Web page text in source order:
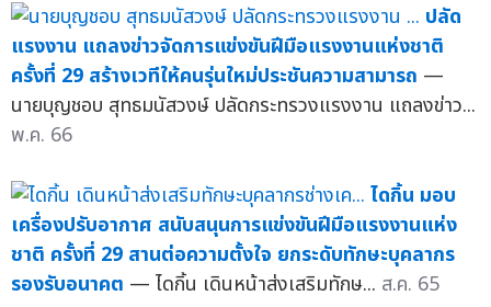
ปลัด
แรงงาน แถลงข่าวจัดการแข่งขันฝีมือแรงงานแห่งชาติ
ครั้งที่ 29 สร้างเวทีให้คนรุ่นใหม่ประชันความสามารถ —
นายบุญชอบ สุทธมนัสวงษ์ ปลัดกระทรวงแรงงาน แถลงข่าว...
พ.ค. 66
ไดกิ้น มอบ
เครื่องปรับอากาศ สนับสนุนการแข่งขันฝีมือแรงงานแห่ง
ชาติ ครั้งที่ 29 สานต่อความตั้งใจ ยกระดับทักษะบุคลากร
รองรับอนาคต — ไดกิ้น เดินหน้าส่งเสริมทักษ... ส.ค. 65